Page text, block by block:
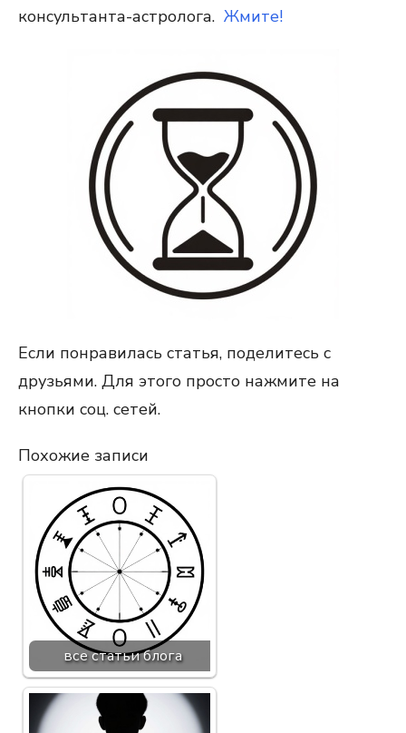
консультанта-астролога. Жмите!
Если понравилась статья, поделитесь с
друзьями. Для этого просто нажмите на
кнопки соц. сетей.
Похожие записи
все статьи блога